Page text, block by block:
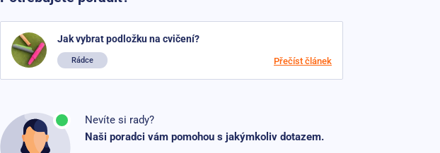
Jak vybrat podložku na cvičení?
Rádce Přečíst článek
Nevíte si rady?
Naši poradci vám pomohou s jakýmkoliv dotazem.